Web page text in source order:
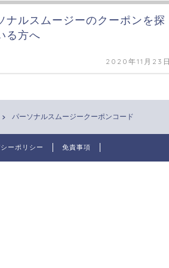
ナルスムージーのクーポンを探
る方へ
2020年11月23
パーソナルスムージークーポンコード
ーポリシー 免責事項